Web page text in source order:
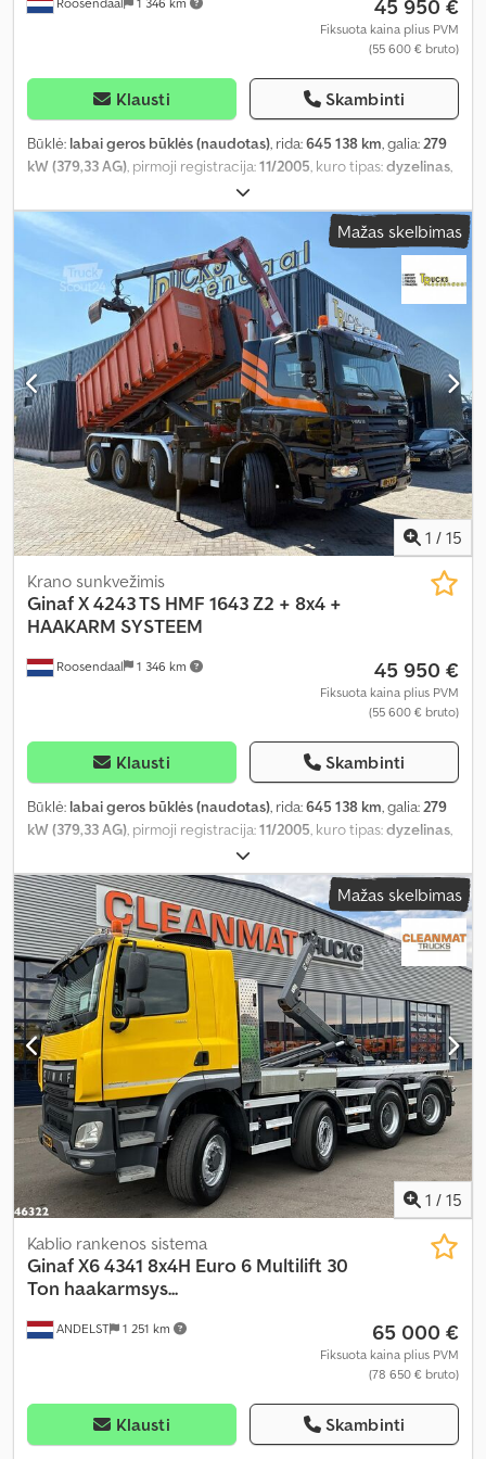
45 950 €
Fiksuota kaina plius PVM
(55 600 € bruto)
Klausti Skambinti
Būklė: labai geros būklės (naudotas), rida:645 138 km, galia:279
kW (379,33 AG), pirmoji registracija:11/2005, kuro tipas:dyzelinas,
, ratų bazė:6 650 mm
spalva:juodas, vairuotojo kabina:dieninė kabina, pavaros tipas:
mechaninis
Euro 3, sėdimų vietų skaičius:2,
bendras ilgis: 9 250 mm, bendras plotis:2 550 mm
, leistina ašies
apkrova (ašis 1):10 000 kg, leistina ašies apkrova (ašis 2): 10 000 kg,
leistina ašies apkrova (ašis 3):11 500 kg, krovimo vietos ilgis:6 150
, krovinių skyriaus plotis:2 500 mm, krovos erdvės aukštis:
1 570 mm, Gamybos metai: 2005 , Įranga:ABS, centrinis užraktas,
elektrinis langų reguliavimas, elektriškai reguliuojamas
veidrodis, kranas, oro kondicionavimas, priekabos jungtis,
Mažas skelbimas
1 / 15
Roosendaal 1 346 km
Krano sunkvežimis
GinafX 4243 TS HMF 1643 Z2 + 8x4 +
HAAKARM SYSTEEM
45 950 €
Fiksuota kaina plius PVM
(55 600 € bruto)
Klausti Skambinti
Būklė: labai geros būklės (naudotas), rida:645 138 km, galia:279
kW (379,33 AG), pirmoji registracija:11/2005, kuro tipas:dyzelinas,
, ratų bazė:6 650 mm
spalva:juodas, vairuotojo kabina:dieninė kabina, pavaros tipas:
mechaninis, emisijos klasė:Euro 3, sėdimų vietų skaičius:2,
bendras ilgis:9 250 mm , bendras plotis:2 550 mm, leistina ašies
apkrova (ašis 1):10 000 kg, leistina ašies apkrova (ašis 2):10 000 kg,
leistina ašies apkrova (ašis 3):
11 500 kg, krovimo vietos ilgis:6 150
mm, krovinių skyriaus plotis: 2 500 mm, krovos erdvės aukštis:
1 570 mm, Gamybos metai: 2005, Įranga:ABS, centrinis užraktas,
elektrinis langų reguliavimas, elektriškai reguliuojamas
veidrodis, kranas, oro kondicionavimas, priekabos jungtis,
Mažas skelbimas
1 / 15
ANDELST 1 251 km
Kablio rankenos sistema
GinafX6 4341 8x4H Euro 6 Multilift 30
Ton haakarmsys...
65 000 €
Fiksuota kaina plius PVM
(78 650 € bruto)
Klausti Skambinti